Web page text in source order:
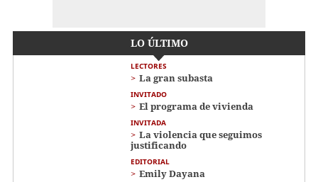
LO ÚLTIMO
LECTORES
La gran subasta
INVITADO
El programa de vivienda
INVITADA
La violencia que seguimos
justificando
EDITORIAL
Emily Dayana